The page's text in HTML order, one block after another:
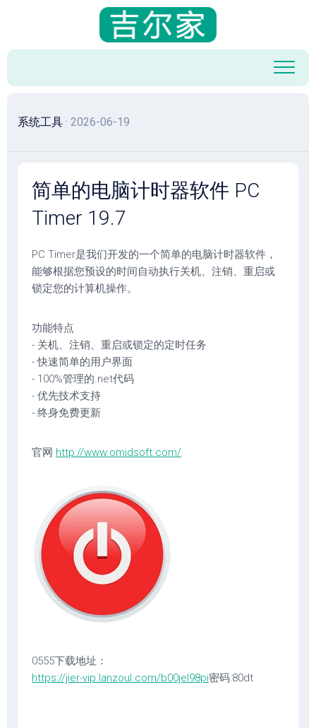
容
系统工具 · 2026-06-19
简单的电脑计时器软件 PC
Timer 19.7
PC Timer是我们开发的一个简单的电脑计时器软件，
能够根据您预设的时间自动执行关机、注销、重启或
锁定您的计算机操作。
功能特点
- 关机、注销、重启或锁定的定时任务
- 快速简单的用户界面
- 100%管理的.net代码
- 优先技术支持
- 终身免费更新
官网 http://www.omidsoft.com/
0555下载地址：
https://jier-vip.lanzoul.com/b00jel98pi密码:80dt